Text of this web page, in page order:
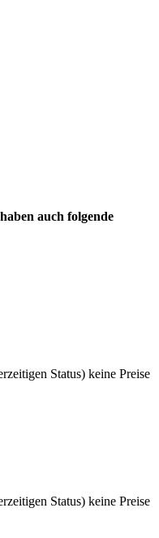
auch folgende
Status) keine Preise
Status) keine Preise